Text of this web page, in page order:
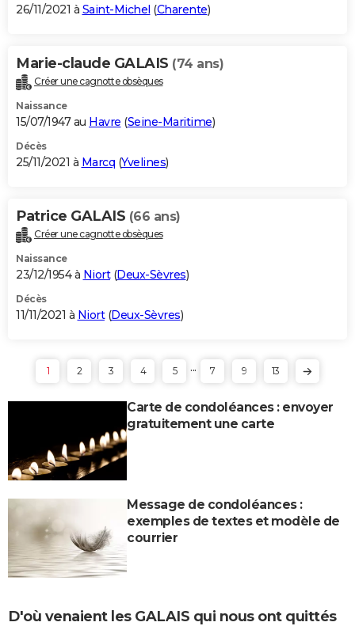
26/11/2021 à Saint-Michel (Charente)
Marie-claude GALAIS (74 ans)
Créer une cagnotte obsèques
Naissance
15/07/1947 au Havre (Seine-Maritime)
Décès
25/11/2021 à Marcq (Yvelines)
Patrice GALAIS (66 ans)
Créer une cagnotte obsèques
Naissance
23/12/1954 à Niort(Deux-Sèvres)
Décès
11/11/2021 à Niort(Deux-Sèvres)
1 2 3 4 5 ... 7 9 13
Carte de condoléances : envoyer
gratuitement une carte
Message de condoléances :
exemples de textes et modèle de
courrier
D'où venaient les GALAIS qui nous ont quittés